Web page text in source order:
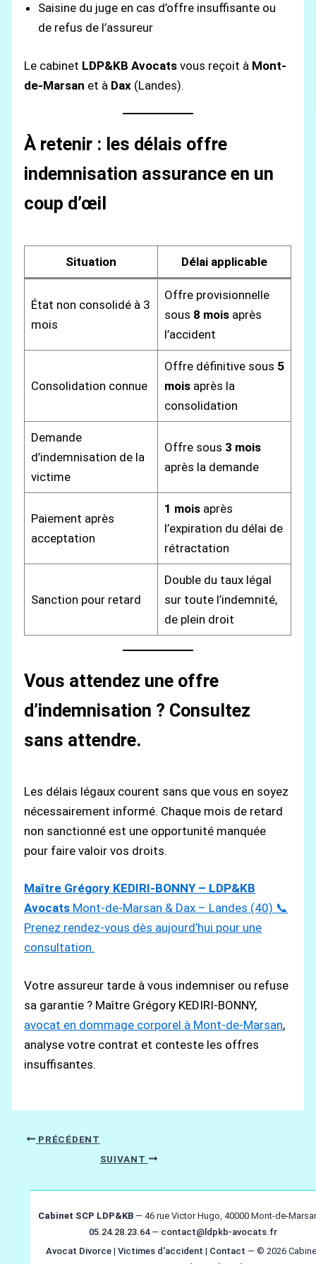
Saisine du juge en cas d’offre insuffisante ou
de refus de l’assureur
Le cabinet LDP&KB Avocats vous reçoit à Mont-
de-Marsan et à Dax (Landes).
À retenir : les délais offre
indemnisation assurance en un
coup d’œil
Situation Délai applicable
État non consolidé à 3
mois
Offre provisionnelle
sous 8 moisaprès
l’accident
Consolidation connue
Offre définitive sous 5
moisaprès la
consolidation
Demande
d’indemnisation de la
victime
Offre sous 3 mois
après la demande
Paiement après
acceptation
1 moisaprès
l’expiration du délai de
rétractation
Sanction pour retard
Double du taux légal
sur toute l’indemnité,
de plein droit
Vous attendez une offre
d’indemnisation ? Consultez
sans attendre.
Les délais légaux courent sans que vous en soyez
nécessairement informé. Chaque mois de retard
non sanctionné est une opportunité manquée
pour faire valoir vos droits.
Maître Grégory KEDIRI-BONNY – LDP&KB
Avocats Mont-de-Marsan & Dax – Landes (40) 📞
Prenez rendez-vous dès aujourd’hui pour une
consultation.
Votre assureur tarde à vous indemniser ou refuse
sa garantie ? Maître Grégory KEDIRI-BONNY,
avocat en dommage corporel à Mont-de-Marsan,
analyse votre contrat et conteste les offres
insuffisantes.
PRÉCÉDENT
SUIVANT
Cabinet SCP LDP&KB— 46 rue Victor Hugo, 40000 Mont-de-
05.24.28.23.64— contact@ldpkb-avocats.fr
Avocat Divorce | Victimes d'accident | Contact — © 2026